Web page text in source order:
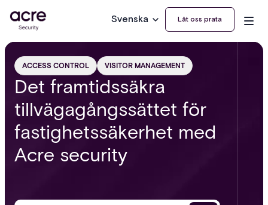
Svenska Låt oss prata
ACCESS CONTROL VISITOR MANAGEMENT
Det framtidssäkra
tillvägagångssättet för
fastighetssäkerhet med
Acre security